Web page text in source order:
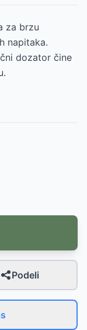
za brzu
napitaka.
dozator čine
Podeli